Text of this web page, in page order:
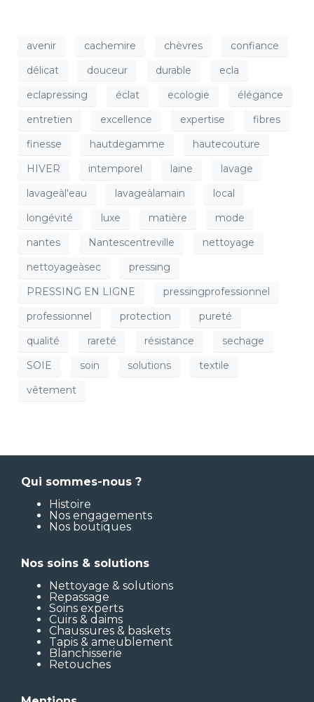
avenir cachemire chèvres
confiance
délicat
douceur durable
ecla
eclapressing
éclat ecologie
élégance
entretien
excellence expertise
fibres
finesse
hautdegamme
hautecouture
HIVER
intemporel laine
lavage
lavageàl'eau
lavageàlamain
local
longévité
luxe matière
mode
nantes
Nantescentreville
nettoyage
nettoyageàsec
pressing
PRESSING EN LIGNE
pressingprofessionnel
professionnel
protection
pureté
qualité
rareté résistance
sechage
SOIE
soin solutions
textile
vêtement
Qui sommes-nous ?
Histoire
Nos engagements
Nos boutiques
Nos soins & solutions
Nettoyage & solutions
Repassage
Soins experts
Cuirs & daims
Chaussures & baskets
Tapis & ameublement
Blanchisserie
Retouches